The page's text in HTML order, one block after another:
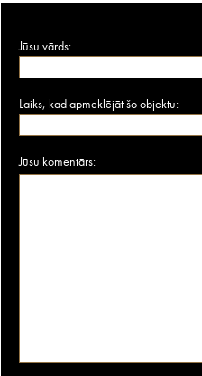
Jūsu vārds:
Laiks, kad apmeklējāt šo objektu:
Jūsu komentārs: